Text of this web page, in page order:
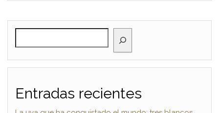
Entradas recientes